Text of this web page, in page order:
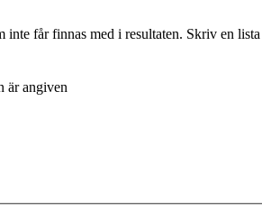
inte får finnas med i resultaten. Skriv en lista
är angiven